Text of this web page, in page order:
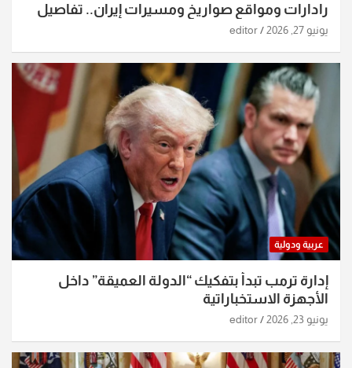
رادارات ومواقع صواريخ ومسيرات إيران.. تفاصيل
الساعات الماضية
يونيو 27, 2026 editor
عربية ودولية
إدارة ترمب تبدأ بتفكيك “الدولة العميقة” داخل
الأجهزة الاستخباراتية
يونيو 23, 2026 editor